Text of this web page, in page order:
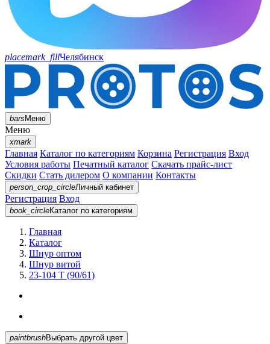
placemark_fillЧелябинск
barsМеню
Меню
xmark
Главная Каталог по категориям Корзина Регистрация Вход
Условия работы Печатный каталог Скачать прайс-лист
Скидки Стать дилером О компании Контакты
person_crop_circleЛичный кабинет
Регистрация Вход
book_circleКаталог по категориям
Главная
Каталог
Шнур оптом
Шнур витой
23-104 T (90/61)
paintbrush Выбрать другой цвет